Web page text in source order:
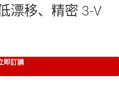
漂移、精密 3-V
即訂購